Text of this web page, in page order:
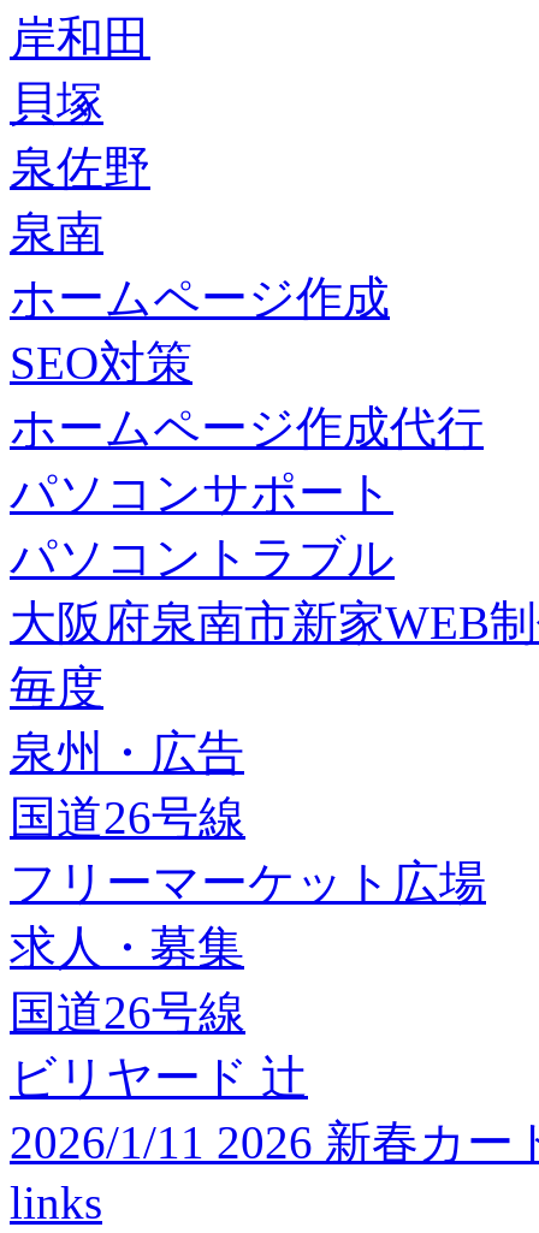
岸和田
貝塚
泉佐野
泉南
ホームページ作成
SEO対策
ホームページ作成代行
パソコンサポート
パソコントラブル
大阪府泉南市新家WEB
毎度
泉州・広告
国道26号線
フリーマーケット広場
求人・募集
国道26号線
ビリヤード 辻
2026/1/11 2026 新春カ
links